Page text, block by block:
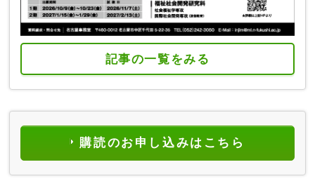
記事の一覧をみる
購読のお申し込みはこちら